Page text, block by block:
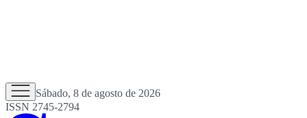
Sábado, 8 de agosto de 2026
ISSN 2745-2794